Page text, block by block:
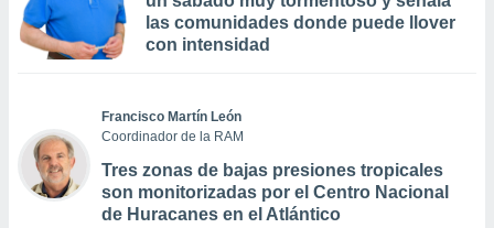
las comunidades donde puede llover
con intensidad
Francisco Martín León
Coordinador de la RAM
Tres zonas de bajas presiones tropicales
son monitorizadas por el Centro Nacional
de Huracanes en el Atlántico